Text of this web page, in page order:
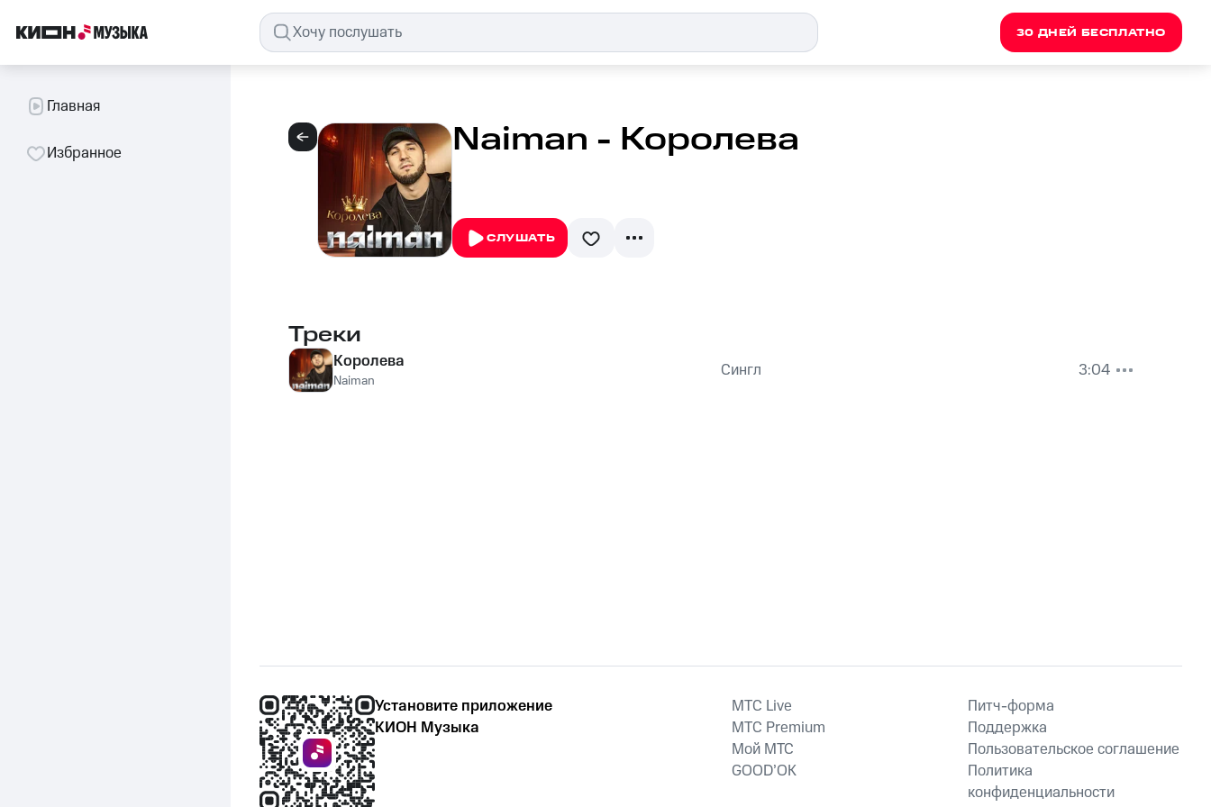
30 ДНЕЙ БЕСПЛАТНО
Главная
Избранное Naiman - Королева
СЛУШАТЬ
Треки
Королева
Naiman Сингл 3:04
Установите приложение
КИОН Музыка
MTС Live
MTС Premium
Мой МТС
GOOD’OK
Питч-форма
Поддержка
Пользовательское соглашение
Политика
конфиденциальности